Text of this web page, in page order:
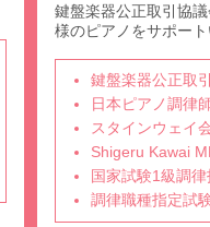
鍵盤楽器公正取引協
様のピアノをサポート
鍵盤楽器公正取
日本ピアノ調律
スタインウェイ
Shigeru Kawai
国家試験1級調
調律職種指定試